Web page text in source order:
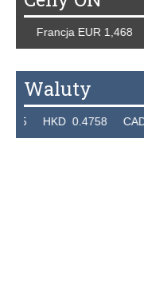
EUR 1,468
Waluty
0.4758 CAD